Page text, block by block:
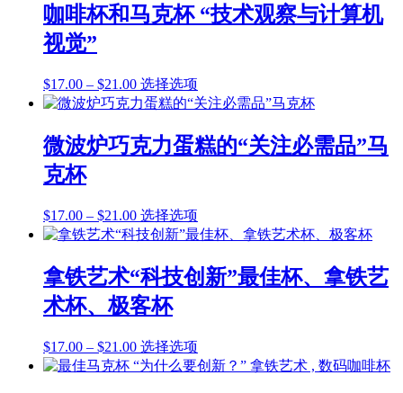
些
选
品
页
择
些
选
围：
$17.00
有
多
可
产
品
选
这
些
咖啡杯和马克杯 “技术观察与计算机
视觉”
$17.00 – $21.00价
格
围：
$17.00
选择选项
产
有
多
可
产
品
选
微波炉巧克力蛋糕的“关注必需品”马
克杯
$17.00 – $21.00价
格
围：
$17.00
至
选择选项
产
有
多
可
拿铁艺术“科技创新”最佳杯、拿铁艺
术杯、极客杯
$17.00 – $21.00价
格
选择选项
产